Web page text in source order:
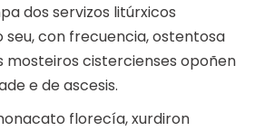
dos servizos litúrxicos
seu, con frecuencia, ostentosa
mosteiros cistercienses opoñen
e de ascesis.
florecía, xurdiron